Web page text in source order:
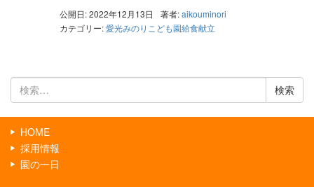
公開日: 2022年12月13日 著者:aikouminori
カテゴリー:愛光みのりこども園給食献立
検
索:
HOME
採用情報
園の一日